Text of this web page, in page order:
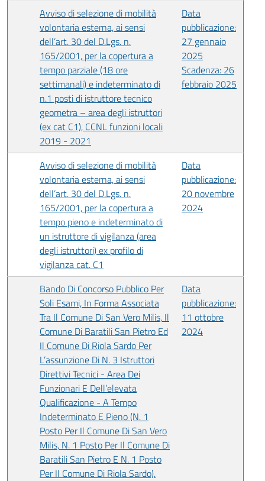
Avviso di selezione di mobilità
volontaria esterna, ai sensi
dell’art. 30 del D.Lgs. n.
165/2001, per la copertura a
tempo parziale (18 ore
settimanali) e indeterminato di
n.1 posti di istruttore tecnico
geometra – area degli istruttori
(ex cat C1), CCNL funzioni locali
2019 - 2021
Data
pubblicazione:
27 gennaio
2025
Scadenza: 26
febbraio 2025
Avviso di selezione di mobilità
volontaria esterna, ai sensi
dell’art. 30 del D.Lgs. n.
165/2001, per la copertura a
tempo pieno e indeterminato di
un istruttore di vigilanza (area
degli istruttori) ex profilo di
vigilanza cat. C1
Data
pubblicazione:
20 novembre
2024
Bando Di Concorso Pubblico Per
Soli Esami, In Forma Associata
Tra Il Comune Di San Vero Milis, Il
Comune Di Baratili San Pietro Ed
Il Comune Di Riola Sardo Per
L’assunzione Di N. 3 Istruttori
Direttivi Tecnici - Area Dei
Funzionari E Dell’elevata
Qualificazione - A Tempo
Indeterminato E Pieno (N. 1
Posto Per Il Comune Di San Vero
Milis, N. 1 Posto Per Il Comune Di
Baratili San Pietro E N. 1 Posto
Per Il Comune Di Riola Sardo).
Data
pubblicazione:
11 ottobre
2024